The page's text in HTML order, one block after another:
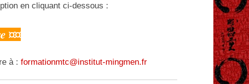
en cliquant ci-dessous :
¤¤
à : formationmtc@institut-mingmen.fr